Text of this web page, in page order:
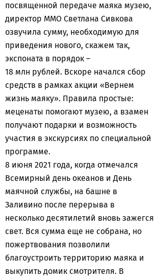
посвященной передаче маяка музею,
директор ММО Светлана Сивкова
озвучила сумму, необходимую для
приведения нового, скажем так,
экспоната в порядок –
18 млн рублей. Вскоре начался сбор
средств в рамках акции «Вернем
жизнь маяку». Правила простые:
меценаты помогают музею, а взамен
получают подарки и возможность
участия в экскурсиях по специальной
программе.
8 июня 2021 года, когда отмечался
Всемирный день океанов и День
маячной службы, на башне в
Заливино после перерыва в
несколько десятилетий вновь зажегся
свет. Вся сумма еще не собрана, но
пожертвования позволили
благоустроить территорию маяка и
выкупить домик смотрителя. В